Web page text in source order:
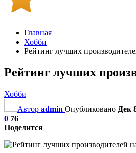
Главная
Хобби
Рейтинг лучших
Рейтинг лучших
Хобби
Автор admin Опубликовано Дек
0 76
Поделится